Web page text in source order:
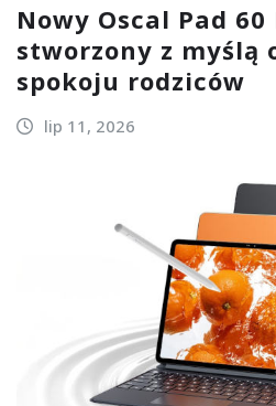
Nowy Oscal Pad
stworzony z myślą
spokoju rodziców
lip 11, 2026